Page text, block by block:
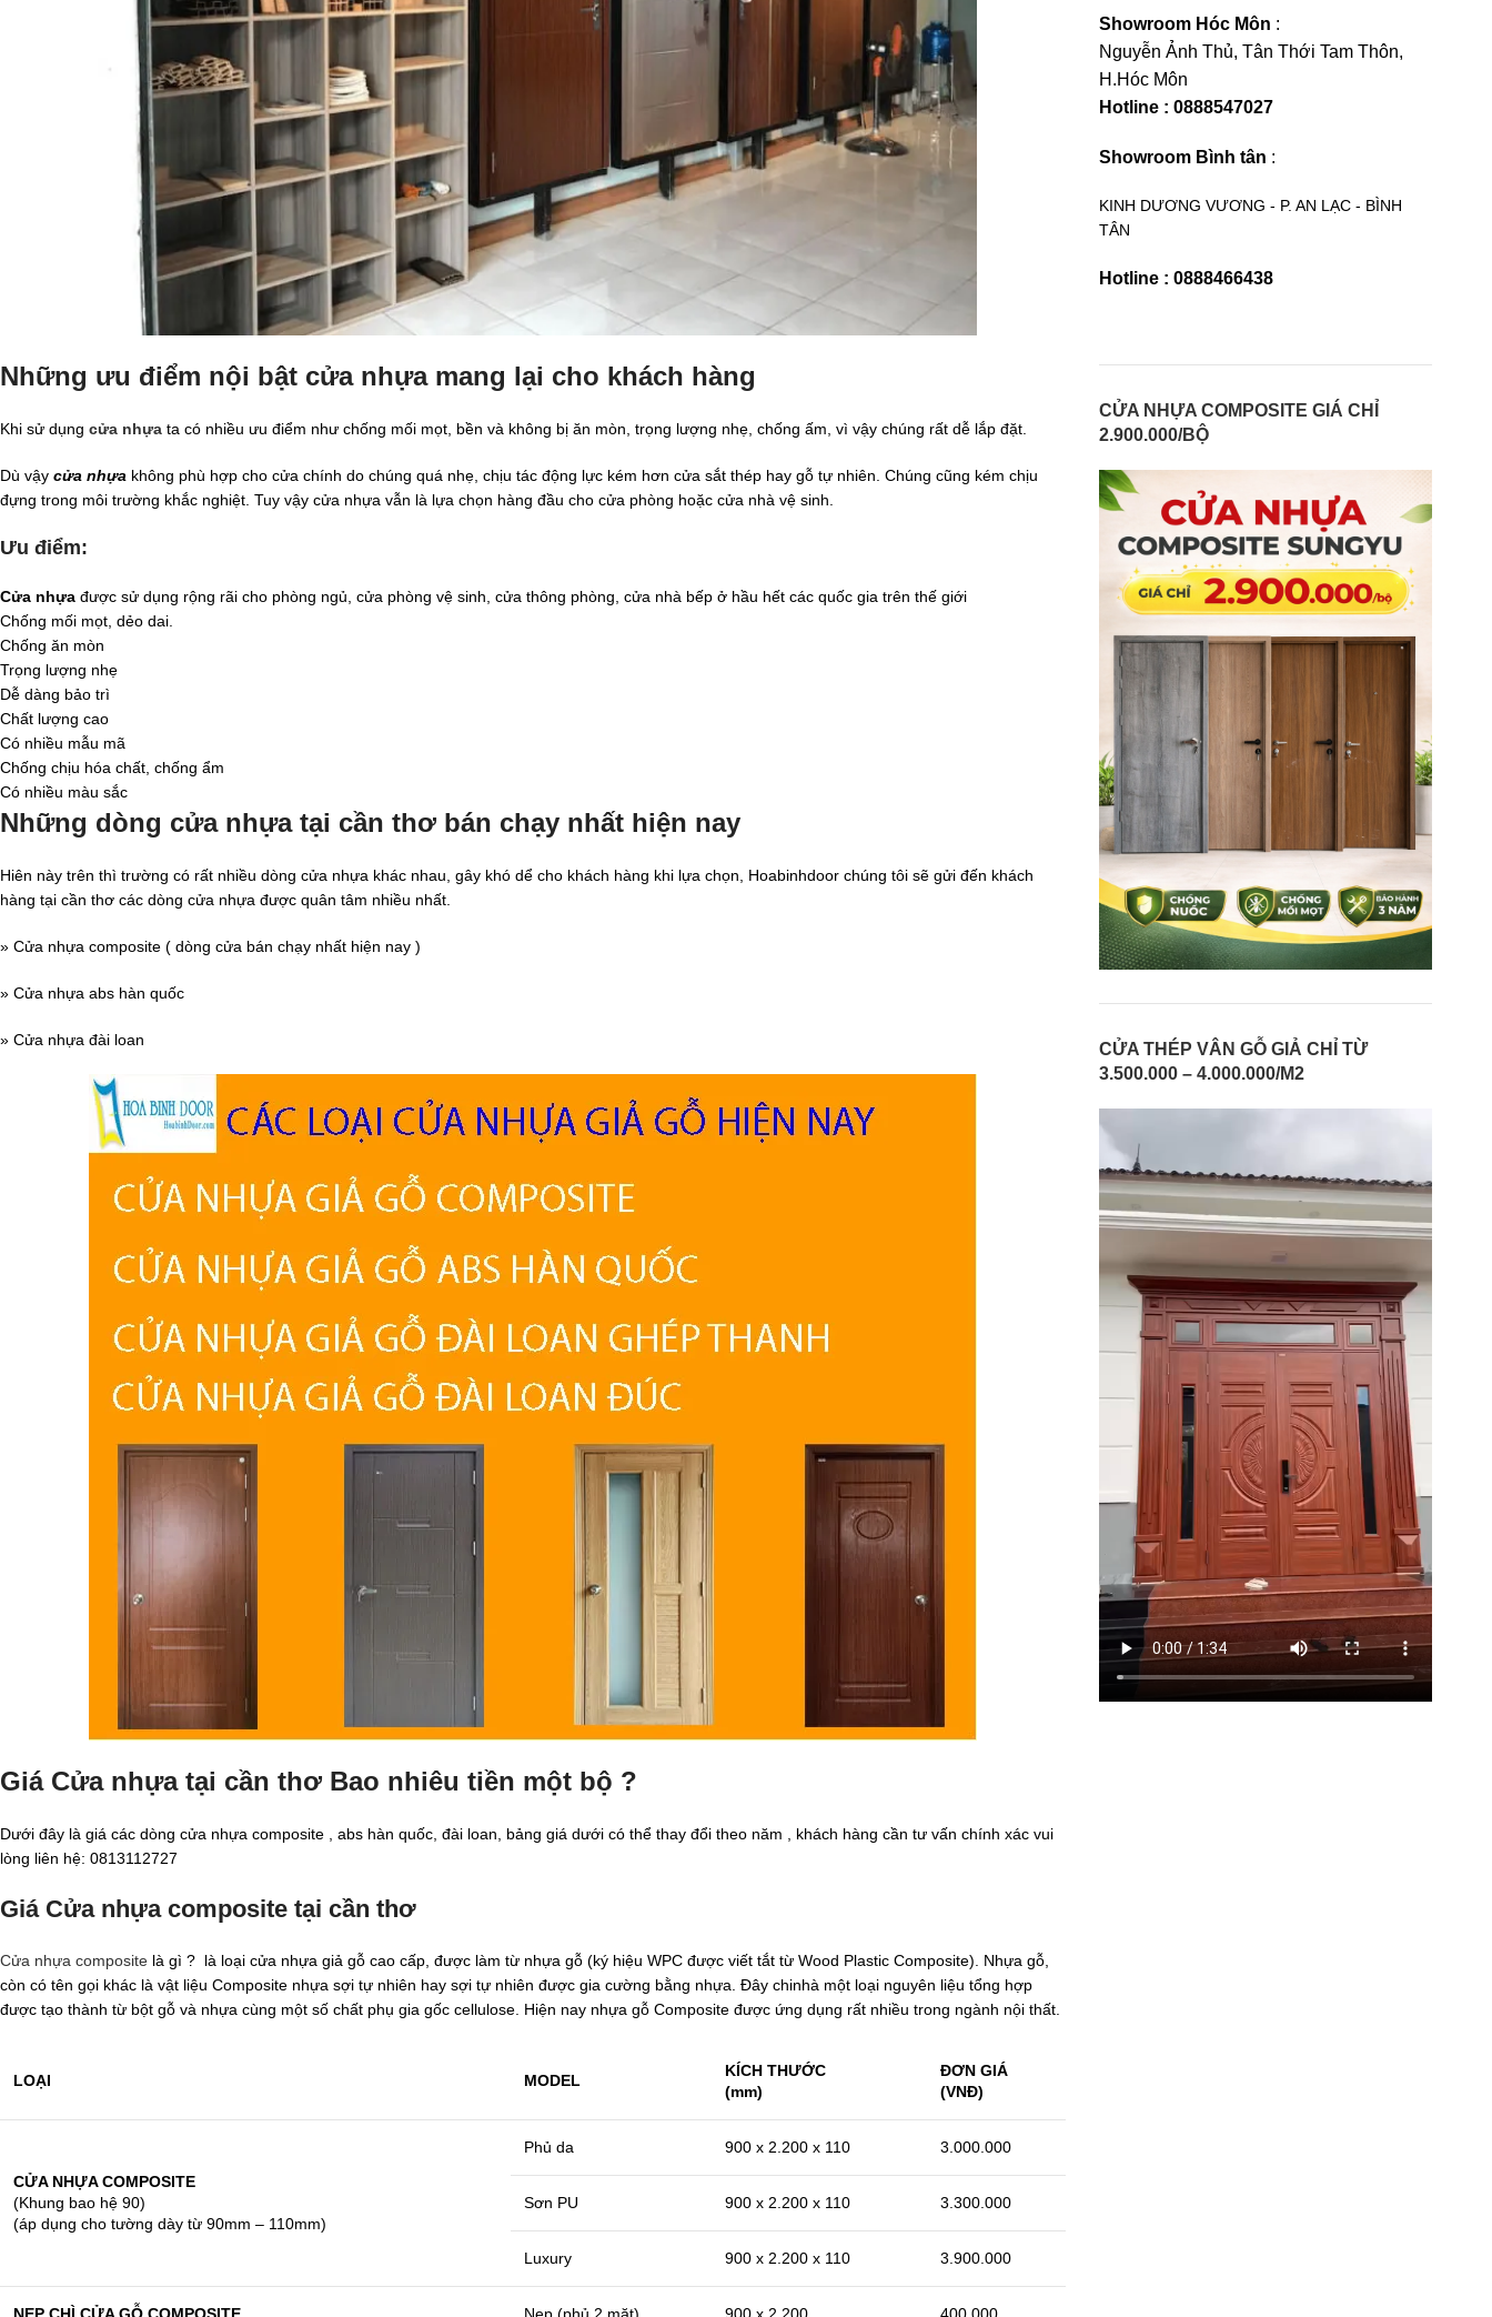
Những ưu điểm nội bật cửa nhựa mang lại cho khách hàng
Khi sử dụng cửa nhựa ta có nhiều ưu điểm như chống mối mọt, bền và không bị ăn mòn, trọng lượng nhẹ, chống ấm, vì vậy chúng rất dễ lắp đặt.
Dù vậy cửa nhựa không phù hợp cho cửa chính do chúng quá nhẹ, chịu tác động lực kém hơn cửa sắt thép hay gỗ tự nhiên. Chúng cũng kém chịu
đựng trong môi trường khắc nghiệt. Tuy vậy cửa nhựa vẫn là lựa chọn hàng đầu cho cửa phòng hoặc cửa nhà vệ sinh.
Ưu điểm:
Cửa nhựa được sử dụng rộng rãi cho phòng ngủ, cửa phòng vệ sinh, cửa thông phòng, cửa nhà bếp ở hầu hết các quốc gia trên thế giới
Chống mối mọt, dẻo dai.
Chống ăn mòn
Trọng lượng nhẹ
Dễ dàng bảo trì
Chất lượng cao
Có nhiều mẫu mã
Chống chịu hóa chất, chống ẩm
Có nhiều màu sắc
Những dòng cửa nhựa tại cần thơ bán chạy nhất hiện nay
Hiên này trên thì trường có rất nhiều dòng cửa nhựa khác nhau, gây khó dể cho khách hàng khi lựa chọn, Hoabinhdoor chúng tôi sẽ gửi đến khách
hàng tại cần thơ các dòng cửa nhựa được quân tâm nhiều nhất.
» Cửa nhựa composite ( dòng cửa bán chạy nhất hiện nay )
» Cửa nhựa abs hàn quốc
» Cửa nhựa đài loan
Giá Cửa nhựa tại cần thơ Bao nhiêu tiền một bộ ?
Dưới đây là giá các dòng cửa nhựa composite , abs hàn quốc, đài loan, bảng giá dưới có thể thay đổi theo năm , khách hàng cần tư vấn chính xác vui
lòng liên hệ: 0813112727
Giá Cửa nhựa composite tại cần thơ
Cửa nhựa composite là gì ? là loại cửa nhựa giả gỗ cao cấp, được làm từ nhựa gỗ (ký hiệu WPC được viết tắt từ Wood Plastic Composite). Nhựa gỗ,
còn có tên gọi khác là vật liệu Composite nhựa sợi tự nhiên hay sợi tự nhiên được gia cường bằng nhựa. Đây chinhà một loại nguyên liệu tổng hợp
được tạo thành từ bột gỗ và nhựa cùng một số chất phụ gia gốc cellulose. Hiện nay nhựa gỗ Composite được ứng dụng rất nhiều trong ngành nội thất.
LOẠI MODEL
KÍCH THƯỚC
(mm)
ĐƠN GIÁ
(VNĐ)
CỬA NHỰA COMPOSITE
(Khung bao hệ 90)
(áp dụng cho tường dày từ 90mm – 110mm)
Phủ da 900 x 2.200 x 110 3.000.000
Sơn PU 900 x 2.200 x 110 3.300.000
Luxury 900 x 2.200 x 110 3.900.000
Showroom Hóc Môn :
Nguyễn Ảnh Thủ, Tân Thới Tam Thôn,
H.Hóc Môn
Hotline : 0888547027
Showroom Bình tân :
KINH DƯƠNG VƯƠNG - P. AN LẠC - BÌNH
TÂN
Hotline : 0888466438
CỬA NHỰA COMPOSITE GIÁ CHỈ
2.900.000/BỘ
CỬA THÉP VÂN GỖ GIẢ CHỈ TỪ
3.500.000 – 4.000.000/M2